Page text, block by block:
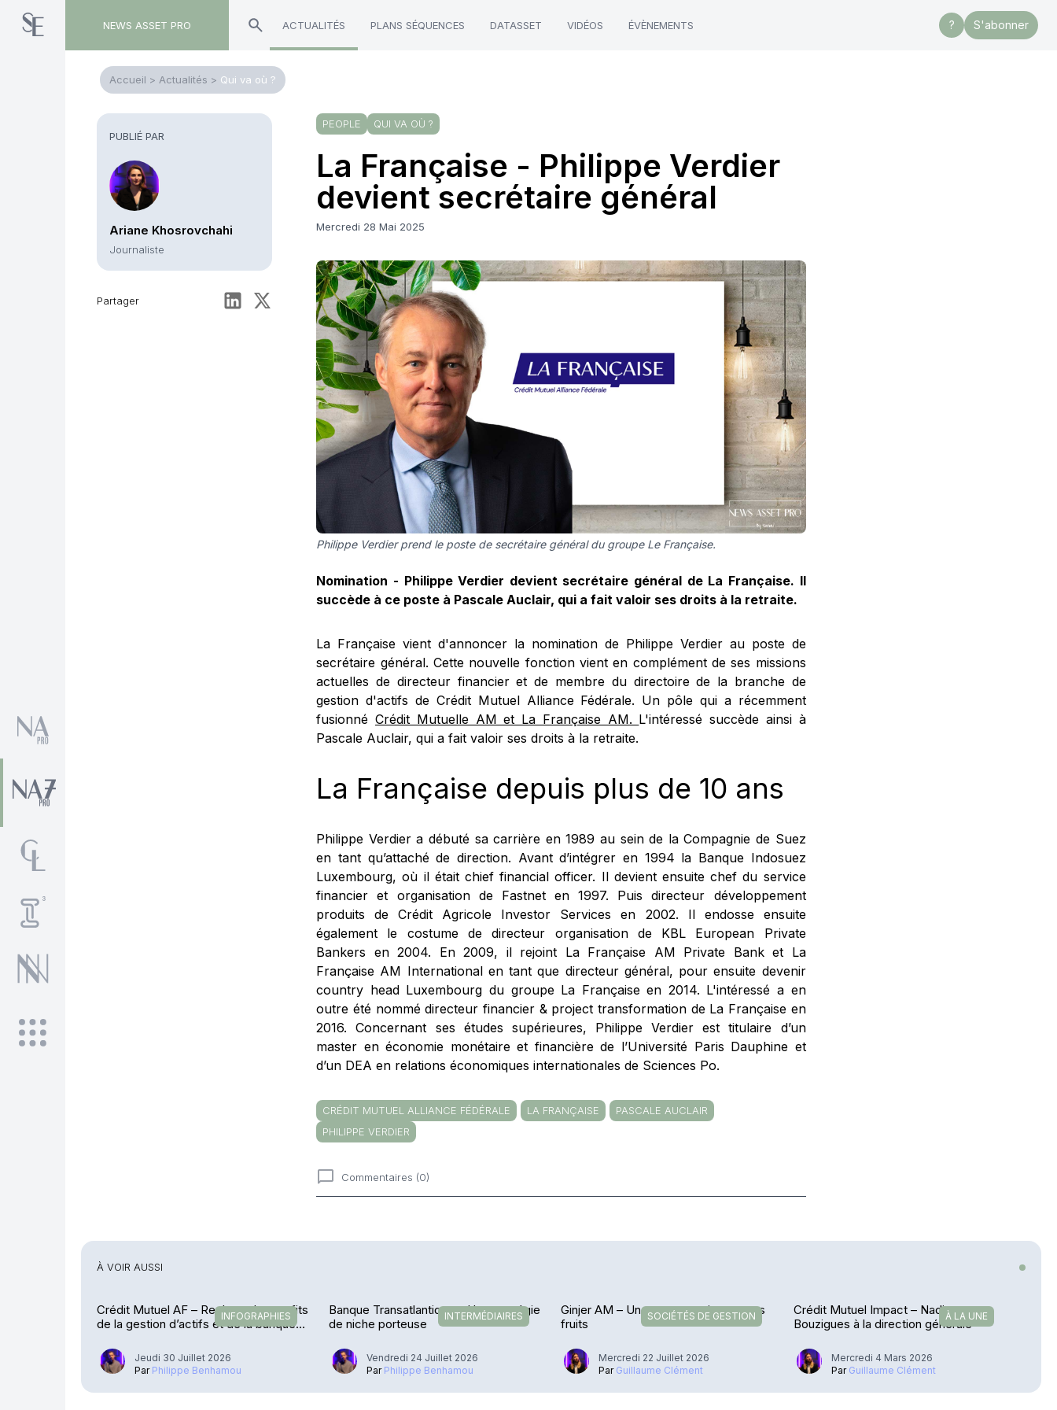
NEWS ASSET PRO ACTUALITÉS PLANS SÉQUENCES DATASSET VIDÉOS ÉVÈNEMENTS ? S'abonner
Accueil > Actualités > Qui va où ?
PUBLIÉ PAR
Ariane Khosrovchahi
Journaliste
Partager
PEOPLE QUI VA OÙ ?
La Française - Philippe Verdier
devient secrétaire général
Mercredi 28 Mai 2025
Philippe Verdier prend le poste de secrétaire général du groupe Le Française.
Nomination - Philippe Verdier devient secrétaire général de La Française. Il
succède à ce poste à Pascale Auclair, qui a fait valoir ses droits à la retraite.
La Française vient d'annoncer la nomination de Philippe Verdier au poste de
secrétaire général. Cette nouvelle fonction vient en complément de ses missions
actuelles de directeur financier et de membre du directoire de la branche de
gestion d'actifs de Crédit Mutuel Alliance Fédérale. Un pôle qui a récemment
fusionné Crédit Mutuelle AM et La Française AM. L'intéressé succède ainsi à
Pascale Auclair, qui a fait valoir ses droits à la retraite.
La Française depuis plus de 10 ans
Philippe Verdier a débuté sa carrière en 1989 au sein de la Compagnie de Suez
en tant qu’attaché de direction. Avant d’intégrer en 1994 la Banque Indosuez
Luxembourg, où il était chief financial officer. Il devient ensuite chef du service
financier et organisation de Fastnet en 1997. Puis directeur développement
produits de Crédit Agricole Investor Services en 2002. Il endosse ensuite
également le costume de directeur organisation de KBL European Private
Bankers en 2004. En 2009, il rejoint La Française AM Private Bank et La
Française AM International en tant que directeur général, pour ensuite devenir
country head Luxembourg du groupe La Française en 2014. L'intéressé a en
outre été nommé directeur financier & project transformation de La Française en
2016. Concernant ses études supérieures, Philippe Verdier est titulaire d’un
master en économie monétaire et financière de l’Université Paris Dauphine et
d’un DEA en relations économiques internationales de Sciences Po.
CRÉDIT MUTUEL ALLIANCE FÉDÉRALE LA FRANÇAISE
PASCALE AUCLAIR
PHILIPPE VERDIER
Commentaires (0)
À VOIR AUSSI
INFOGRAPHIES
Crédit Mutuel AF – Rechute des profits
de la gestion d’actifs et de la banque
Jeudi 30 Juillet 2026
Par Philippe Benhamou
INTERMÉDIAIRES
Banque Transatlantique – Une stratégie
de niche porteuse
Vendredi 24 Juillet 2026
Par Philippe Benhamou
SOCIÉTÉS DE GESTION
Ginjer AM – Une recette qui porte ses
fruits
Mercredi 22 Juillet 2026
Par Guillaume Clément
À LA UNE
Crédit Mutuel Impact – Nadia
Bouzigues à la direction générale
Mercredi 4 Mars 2026
Par Guillaume Clément